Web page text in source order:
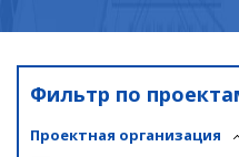
Фильтр по
Проектная организация